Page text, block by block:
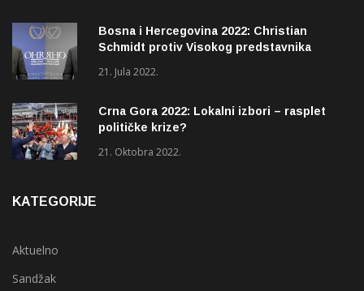
Bosna i Hercegovina 2022: Christian
Schmidt protiv Visokog predstavnika
21. Jula 2022.
Crna Gora 2022: Lokalni izbori – rasplet
političke krize?
21. Oktobra 2022.
KATEGORIJE
Aktuelno
Sandžak